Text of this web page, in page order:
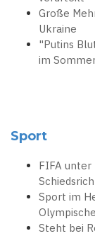
Große
Ukraine
"Putins
im
Sport
FIFA unter
Sport im
Steht bei